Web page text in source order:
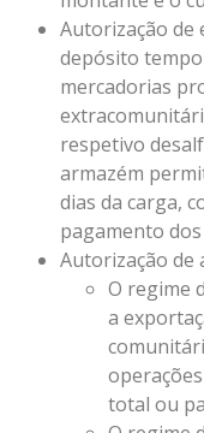
Autorização de
depósito
mercadorias
respetivo
armazém
dias da carga,
pagamento
Autorização de
O regime
a
total ou